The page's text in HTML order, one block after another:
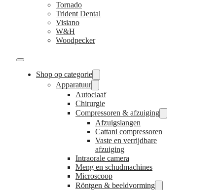
Tornado
Trident Dental
Visiano
W&H
Woodpecker
Shop op categorie
Apparatuur
Autoclaaf
Chirurgie
Compressoren & afzuiging
Afzuigslangen
Cattani compressoren
Vaste en verrijdbare
afzuiging
Intraorale camera
Meng en schudmachines
Microscoop
Röntgen & beeldvorming